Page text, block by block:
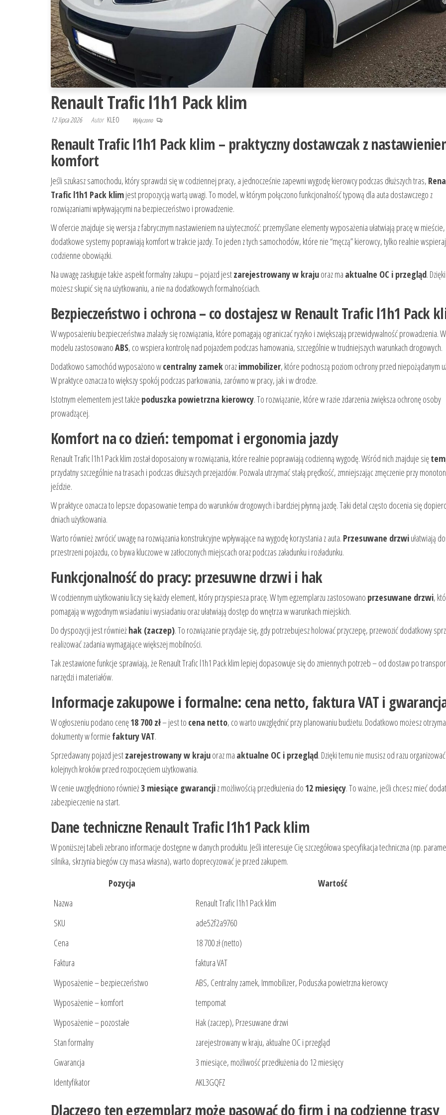
Renault Trafic l1h1 Pack klim
12 lipca 2026 Autor KLEO Wyłączono
Renault Trafic l1h1 Pack klim – praktyczny dostawczak z
komfort
Jeśli szukasz samochodu, który sprawdzi się w codziennej pracy, a jednocześnie zapewni wygodę kierowcy podczas dłuższych tras,
Trafic l1h1 Pack klimjest propozycją wartą uwagi. To model, w którym połączono funkcjonalność typową dla auta dostawczego z
rozwiązaniami wpływającymi na bezpieczeństwo i prowadzenie.
W ofercie znajduje się wersja z fabrycznym nastawieniem na użyteczność: przemyślane elementy wyposażenia ułatwiają pracę w
dodatkowe systemy poprawiają komfort w trakcie jazdy. To jeden z tych samochodów, które nie “męczą” kierowcy, tylko realnie
codzienne obowiązki.
Na uwagę zasługuje także aspekt formalny zakupu – pojazd jestzarejestrowany w krajuoraz ma aktualne OC i przegląd.
możesz skupić się na użytkowaniu, a nie na dodatkowych formalnościach.
Bezpieczeństwo i ochrona – co dostajesz w Renault Trafic l1h1 Pack
W wyposażeniu bezpieczeństwa znalazły się rozwiązania, które pomagają ograniczać ryzyko i zwiększają przewidywalność prowadzenia.
modelu zastosowanoABS, co wspiera kontrolę nad pojazdem podczas hamowania, szczególnie w trudniejszych warunkach drogowych.
Dodatkowo samochód wyposażono wcentralny zamek orazimmobilizer, które podnoszą poziom ochrony przed niepożądanym
W praktyce oznacza to większy spokój podczas parkowania, zarówno w pracy, jak i w drodze.
Istotnym elementem jest także poduszka powietrzna kierowcy. To rozwiązanie, które w razie zdarzenia zwiększa ochronę osoby
prowadzącej.
Komfort na co dzień: tempomat i ergonomia jazdy
Renault Trafic l1h1 Pack klim został doposażony w rozwiązania, które realnie poprawiają codzienną wygodę. Wśród nich znajduje się
przydatny szczególnie na trasach i podczas dłuższych przejazdów. Pozwala utrzymać stałą prędkość, zmniejszając zmęczenie przy
jeździe.
W praktyce oznacza to lepsze dopasowanie tempa do warunków drogowych i bardziej płynną jazdę. Taki detal często docenia się
dniach użytkowania.
Warto również zwrócić uwagę na rozwiązania konstrukcyjne wpływające na wygodę korzystania z auta. Przesuwane drzwiułatwiają
przestrzeni pojazdu, co bywa kluczowe w zatłoczonych miejscach oraz podczas załadunku i rozładunku.
Funkcjonalność do pracy: przesuwne drzwi i hak
W codziennym użytkowaniu liczy się każdy element, który przyspiesza pracę. W tym egzemplarzu zastosowano przesuwane drzwi,
pomagają w wygodnym wsiadaniu i wysiadaniu oraz ułatwiają dostęp do wnętrza w warunkach miejskich.
Do dyspozycji jest również hak (zaczep). To rozwiązanie przydaje się, gdy potrzebujesz holować przyczepę, przewozić dodatkowy
realizować zadania wymagające większej mobilności.
Tak zestawione funkcje sprawiają, że Renault Trafic l1h1 Pack klim lepiej dopasowuje się do zmiennych potrzeb – od dostaw po
narzędzi i materiałów.
Informacje zakupowe i formalne: cena netto, faktura VAT i
W ogłoszeniu podano cenę18 700 zł– jest to cena netto, co warto uwzględnić przy planowaniu budżetu. Dodatkowo możesz
dokumenty w formie faktury VAT.
Sprzedawany pojazd jestzarejestrowany w krajuoraz ma aktualne OC i przegląd. Dzięki temu nie musisz od razu organizować
kolejnych kroków przed rozpoczęciem użytkowania.
W cenie uwzględniono również3 miesiące gwarancjiz możliwością przedłużenia do 12 miesięcy. To ważne, jeśli chcesz mieć
zabezpieczenie na start.
Dane techniczne Renault Trafic l1h1 Pack klim
W poniższej tabeli zebrano informacje dostępne w danych produktu. Jeśli interesuje Cię szczegółowa specyfikacja techniczna (np.
silnika, skrzynia biegów czy masa własna), warto doprecyzować je przed zakupem.
Pozycja
Wartość
Nazwa
Renault Trafic l1h1 Pack klim
SKU
ade52f2a9760
Cena
18 700 zł (netto)
Faktura
faktura VAT
Wyposażenie – bezpieczeństwo
ABS, Centralny zamek, Immobilizer, Poduszka powietrzna kierowcy
Wyposażenie – komfort
tempomat
Wyposażenie – pozostałe
Hak (zaczep), Przesuwane drzwi
Stan formalny
zarejestrowany w kraju, aktualne OC i przegląd
Gwarancja
3 miesiące, możliwość przedłużenia do 12 miesięcy
Identyfikator
AKL3GQFZ
Dlaczego ten egzemplarz może pasować do firm i na codzienne trasy